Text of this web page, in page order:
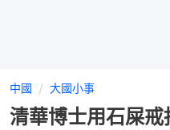
中國 大國小事
清華博士用石屎